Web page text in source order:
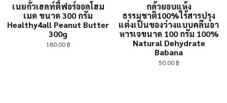
เนยถั่วเฮลท์ตี้ฟอร์ออลโฮม
เมด ขนาด 300 กรัม
Healthy4all Peanut Butter
300g
180.00 ฿
กล้วยอบแห้ง
ธรรมชาติ100%ไร้สารปรุง
แต่งเป็นของว่างแบบคลีนอา
หารเจขนาด 100 กรัม 100%
Natural Dehydrate
Babana
50.00 ฿